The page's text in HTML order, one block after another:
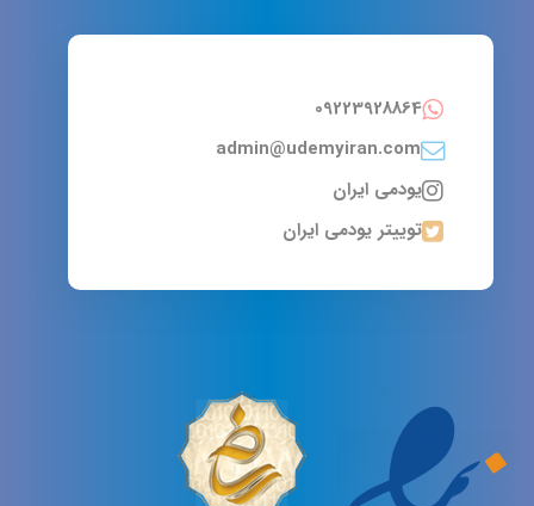
09223928864
admin@udemyiran.com
یودمی ایران
توییتر یودمی ایران